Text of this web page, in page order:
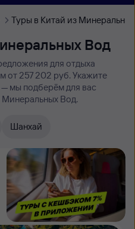
Туры в Китай из
Вод
для отдыха
от 257 ⁠202 руб. Укажите
мы подберём для вас
Минеральных Вод.
Шанхай